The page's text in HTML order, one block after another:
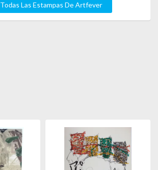
Todas Las Estampas De Artfever